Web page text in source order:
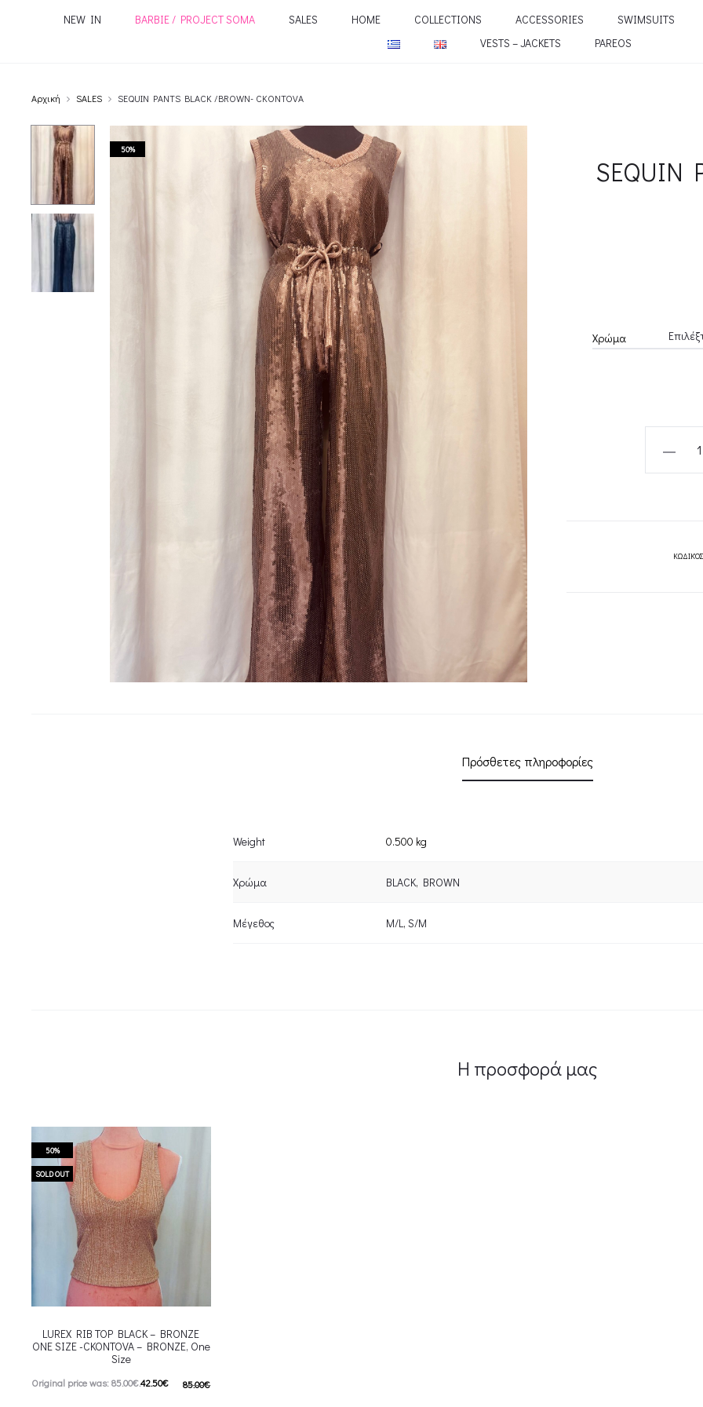
NEW IN BARBIE / PROJECT SOMA SALES HOME COLLECTIONS ACCESSORIES SWIMSUITS
VESTS – JACKETS
PAREOS
Αρχική SALES SEQUIN PANTS BLACK /BROWN- CKONTOVA
50%
SEQUIN
Χρώμα
quantity
Πρόσθετες πληροφορίες
Weight 0.500 kg
Χρώμα BLACK, BROWN
Μέγεθος M/L, S/M
Η προσφορά μας
50%
SOLD OUT
LUREX RIB TOP BLACK – BRONZE
ONE SIZE -CKONTOVA – BRONZE, One
Size
85.00€
Original price was: 85.00€.42.50€